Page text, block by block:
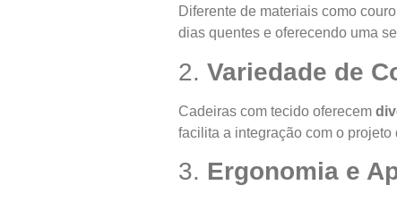
Diferente de materiais como
dias quentes e oferecendo uma
2. Variedade de
Cadeiras com tecido oferecem
facilita a integração com o
3. Ergonomia e